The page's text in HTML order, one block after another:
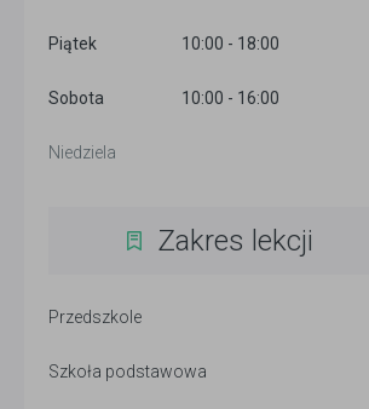
Piątek 10:00 - 18:00
Sobota 10:00 - 16:00
Niedziela
Zakres lekcji
Przedszkole
Szkoła podstawowa